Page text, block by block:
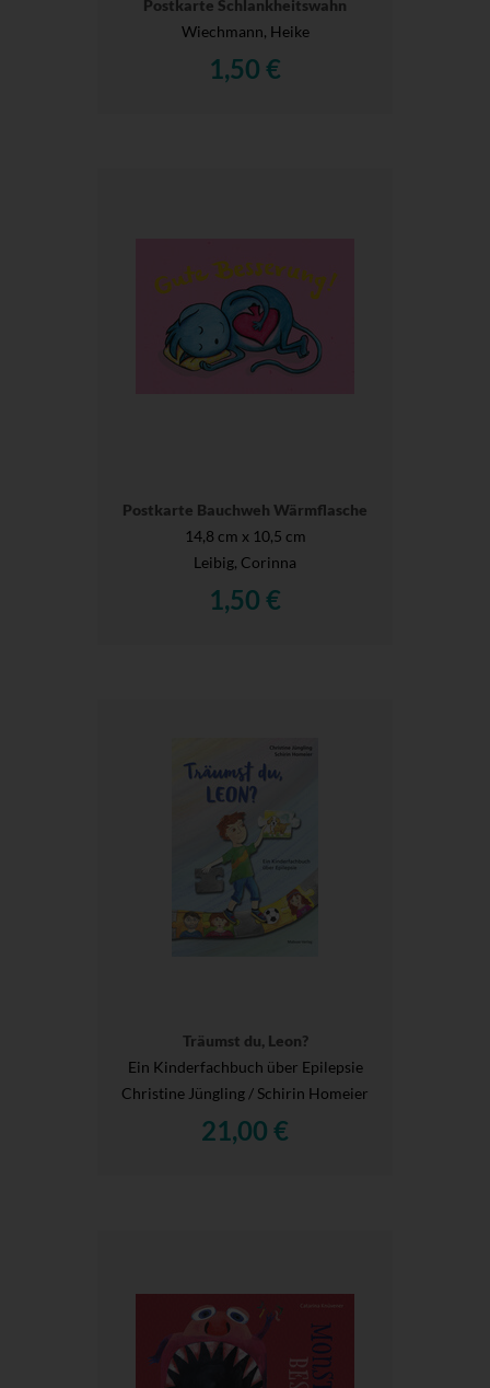
Postkarte Schlankheitswahn
Wiechmann, Heike
1,50 €
Postkarte Bauchweh Wärmflasche
14,8 cm x 10,5 cm
Leibig, Corinna
1,50 €
Träumst du, Leon?
Ein Kinderfachbuch über Epilepsie
Christine Jüngling / Schirin Homeier
21,00 €